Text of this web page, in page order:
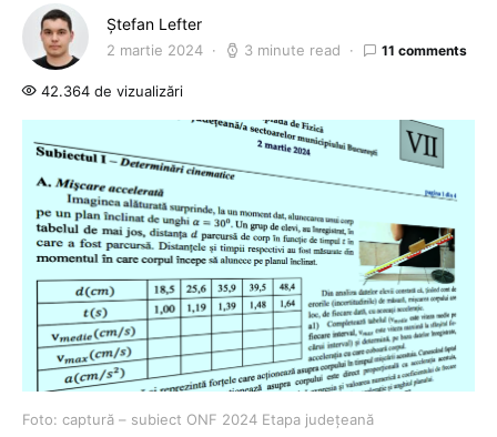
Ștefan Lefter
2 martie 2024 3 minute read 11 comments
42.364 de vizualizări
Foto: captură – subiect ONF 2024 Etapa județeană